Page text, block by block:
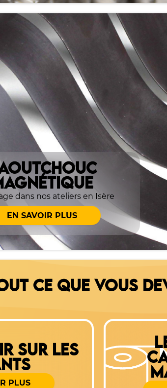
dans nos ateliers en Isère
EN SAVOIR PLUS
CE QUE VOUS
SUR LES
PLUS